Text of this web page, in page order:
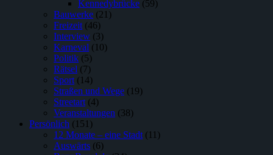
Kennedybrücke (59)
Bauwerke (21)
Freizeit (46)
Interview (3)
Karneval (10)
Politik (5)
Rätsel (7)
Sport (14)
Straßen und Wege (19)
Streetart (4)
Veranstaltungen (38)
Persönlich (151)
12 Monate – eine Stadt (11)
Auswärts (6)